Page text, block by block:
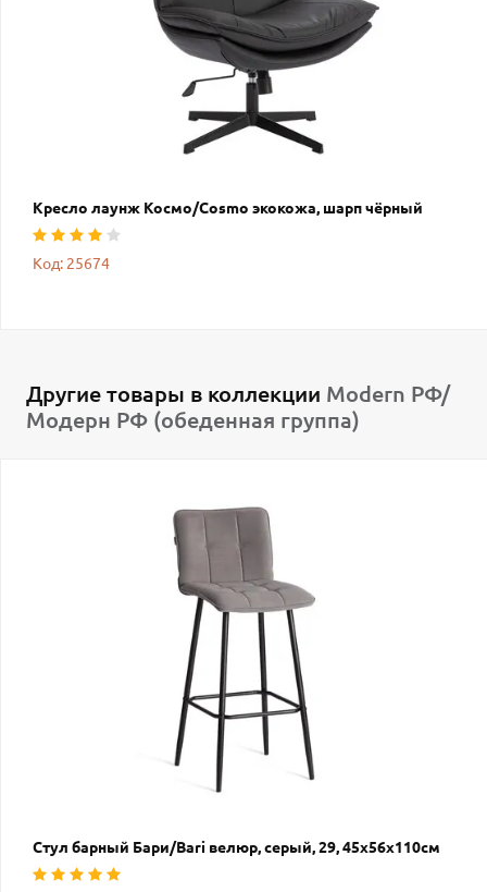
Кресло лаунж Космо/Cosmo экокожа, шарп чёрный
Код: 25674
Другие товары в коллекции Modern РФ/
Модерн РФ (обеденная группа)
Стул барный Бари/Bari велюр, серый, 29, 45х56х110см